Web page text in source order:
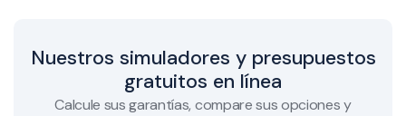
Nuestros simuladores y presupuestos
gratuitos en línea
Calcule sus garantías, compare sus opciones y